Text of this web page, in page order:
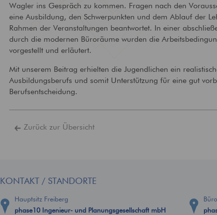
Technische
Gebäudeausrüstung
Ausstattung von Gebäuden
mit zeitgemäßer
Versorgungstechnik
baulichem Brandschutz
Wagler ins Gespräch zu kommen. Fragen nach den
eine Ausbildung, den Schwerpunkten und dem Ablauf der
Rahmen der Veranstaltungen beantwortet. In einer
durch die modernen Büroräume wurden die
vorgestellt und erläutert.
Mit unserem Beitrag erhielten die Jugendlichen ein
Ausbildungsberufs und somit Unterstützung für eine gut
Berufsentscheidung.
Zurück zur Übersicht
KONTAKT / STANDORTE
Hauptsitz Freiberg
phase10 Ingenieur- und Planungsgesellschaft mbH